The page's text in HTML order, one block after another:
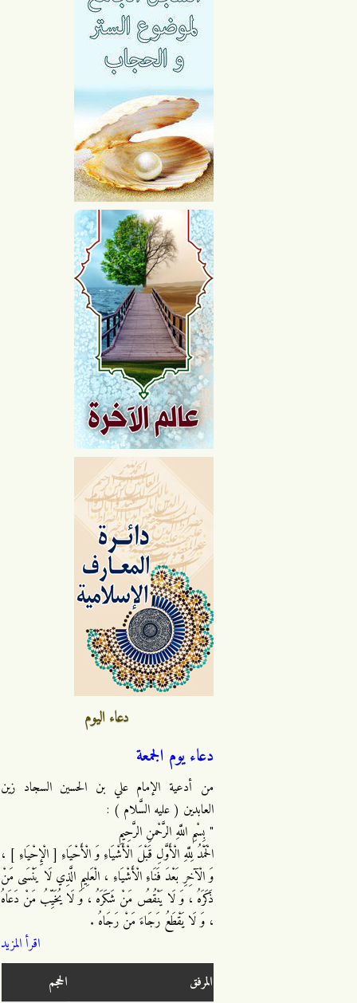
دعاء اليوم
دعاء يوم الجمعة
من أدعية الإمام علي بن الحسين السجاد زين
العابدين ( عليه السَّلام ) :
" بِسْمِ اللَّهِ الرَّحْمنِ الرَّحِيمِ
الْحَمْدُ لِلَّهِ الْأَوَّلِ قَبْلَ الْأَشْيَاءِ وَ الْأَحْيَاءِ [ الْإِحْيَاءِ ] ،
وَ الْآخِرِ بَعْدَ فَنَاءِ الْأَشْيَاءِ ، الْعَلِيمِ الَّذِي لَا يَنْسَى مَنْ
ذَكَرَهُ ، وَ لَا يَنْقُصُ مَنْ شَكَرَهُ ، وَ لَا يُخَيِّبُ مَنْ دَعَاهُ
، وَ لَا يَقْطَعُ رَجَاءَ مَنْ رَجَاهُ .
اقرأ المزيد
المرفق
الحجم